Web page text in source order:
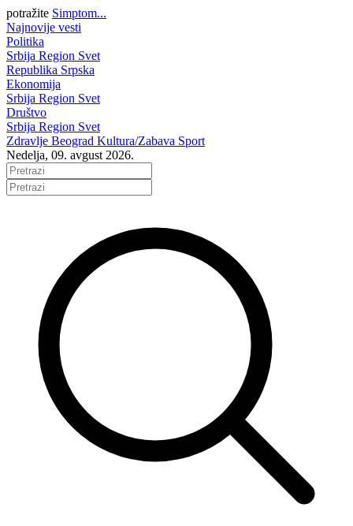
potražite Simptom...
Najnovije vesti
Politika
Srbija Region Svet
Republika Srpska
Ekonomija
Srbija Region Svet
Društvo
Srbija Region Svet
Zdravlje Beograd Kultura/Zabava Sport
Nedelja, 09. avgust 2026.